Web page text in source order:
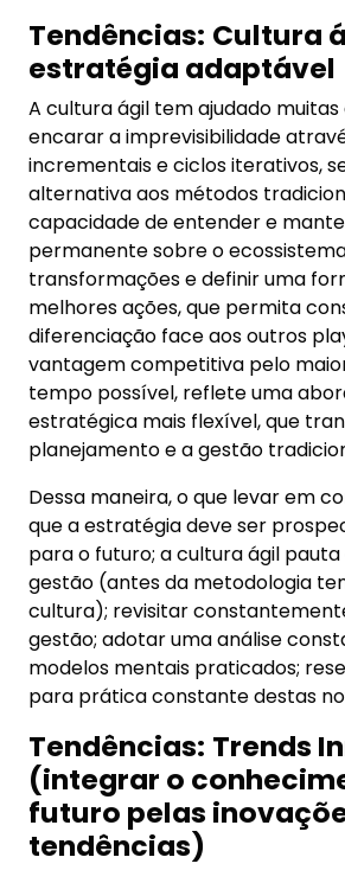
Tendências: Cultura
estratégia adaptável
A cultura ágil tem ajudado muitas
encarar a imprevisibilidade
incrementais e ciclos iterativos,
alternativa aos métodos
capacidade de entender e
permanente sobre o
transformações e definir uma
melhores ações, que permita
diferenciação face aos outros
vantagem competitiva pelo
tempo possível, reflete uma
estratégica mais flexível, que
planejamento e a gestão
Dessa maneira, o que levar em
que a estratégia deve ser
para o futuro; a cultura ágil
gestão (antes da metodologia
cultura); revisitar
gestão; adotar uma análise
modelos mentais praticados;
para prática constante destas
Tendências: Trends
(integrar o
futuro pelas
tendências)